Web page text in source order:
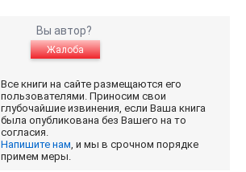
Вы автор?
Жалоба
Все книги на сайте размещаются его
пользователями. Приносим свои
глубочайшие извинения, если Ваша книга
была опубликована без Вашего на то
согласия.
Напишите нам, и мы в срочном порядке
примем меры.